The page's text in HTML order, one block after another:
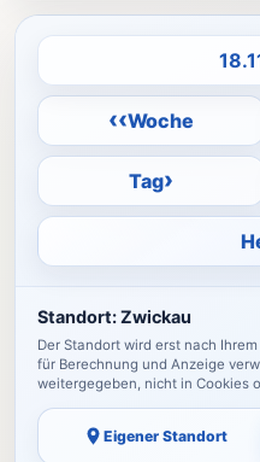
‹‹Woche
Datum auswählen
Tag›
Standort:Zwickau
Der Standort wird erst nach
für Berechnung und Anzeige
weitergegeben, nicht in Cookies
Eigener Standort